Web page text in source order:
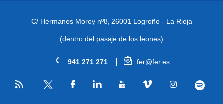
C/ Hermanos Moroy nº8, 26001 Logroño - La Rioja
(dentro del pasaje de los leones)
941 271 271 fer@fer.es
RSS